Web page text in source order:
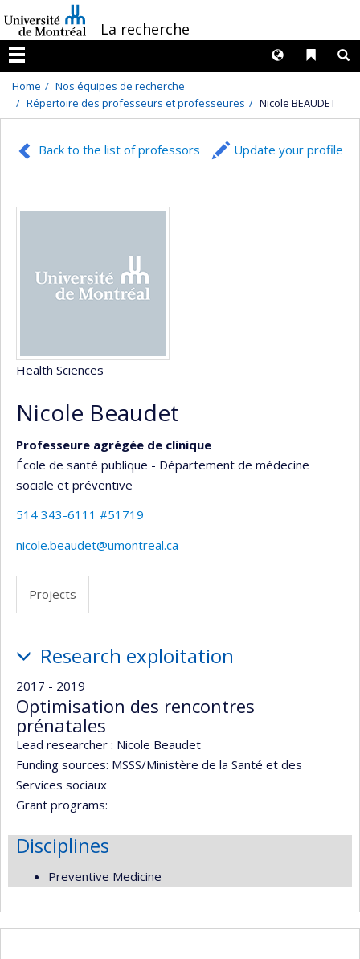
au
contenu
/La recherche
Menu
Liens
Langues
Home
Nos équipes de recherche
Répertoire des professeurs et professeures
Nicole BEAUDET
Back to the list of professors Update your profile
Health Sciences
Nicole Beaudet
Professeure agrégée de clinique
École de santé publique - Département de médecine
sociale et préventive
514 343-6111 #51719
nicole.beaudet@umontreal.ca
Projects
Research exploitation
2017 - 2019
Optimisation des rencontres
prénatales
Lead researcher : Nicole Beaudet
Funding sources: MSSS/Ministère de la Santé et des
Services sociaux
Grant programs:
Disciplines
Preventive Medicine